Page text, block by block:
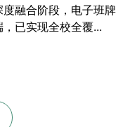
融合阶段，电子班牌
已实现全校全覆...